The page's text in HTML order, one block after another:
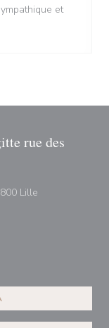
et
rue des
Lille